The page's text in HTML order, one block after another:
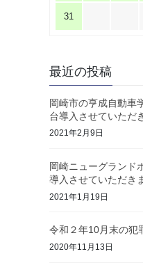
31
最近の投稿
岡崎市の亨成自動車
台導入させていただ
2021年2月9日
岡崎ニューグランド
導入させていただき
2021年1月19日
令和２年10月末の犯
2020年11月13日